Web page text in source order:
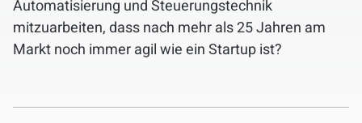
Referenzen
Automatisierung und Steuerungstechnik
mitzuarbeiten, dass nach mehr als 25 Jahren am
Markt noch immer agil wie ein Startup ist?